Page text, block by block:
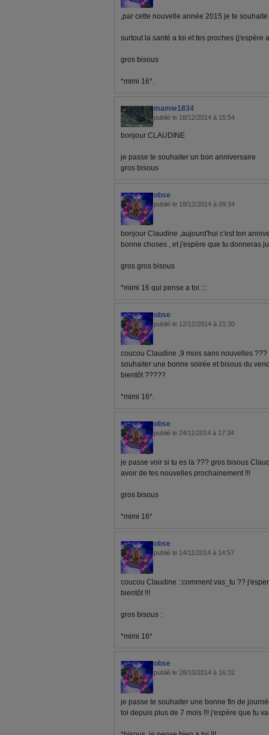
,par cette nouvelle année 2015 je te
surtout la santé a toi et tes proches (j'espère
gros bisous
*mimi 16*.
mamie1834
publié le 18/12/2014 à 15:54
bonjour CLAUDINE
je passe te souhaiter un bon anniversaire
gros bisous
obse
publié le 18/12/2014 à 09:34
bonjour Claudine ,aujourd'hui c'est ton
bonne choses , et j'espère que tu donneras
gros gros bisous
*mimi 16 qui pense a toi :::
obse
publié le 12/12/2014 à 21:30
coucou Claudine ,9 mois sans nouvelles
souhaiter une bonne soirée et bisous du
bientôt ?????
*mimi 16*.
obse
publié le 24/11/2014 à 17:34
je passe voir si tu es la ??? gros bisous
avoir de tes nouvelles prochainement !!!
gros bisous
*mimi 16*
obse
publié le 14/11/2014 à 14:57
coucou Claudine ::comment vas_tu ??
bientôt !!!
gros bisous :
*mimi 16*
obse
publié le 28/10/2014 à 16:32
je passe te souhaiter une bonne fin de
toi depuis plus de 7 mois !!! j'espère que tu